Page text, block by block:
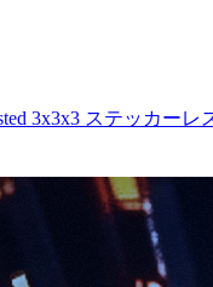
3x3x3 ステッカーレ